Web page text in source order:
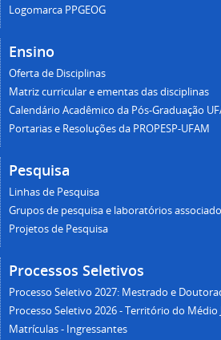
Logomarca PPGEOG
Ensino
Oferta de Disciplinas
Matriz curricular e ementas das disciplinas
Calendário Acadêmico da Pós-Graduação
Portarias e Resoluções da PROPESP-UFAM
Pesquisa
Linhas de Pesquisa
Grupos de pesquisa e laboratórios
Projetos de Pesquisa
Processos Seletivos
Processo Seletivo 2027: Mestrado e
Processo Seletivo 2026 - Território do Médio
Matrículas - Ingressantes